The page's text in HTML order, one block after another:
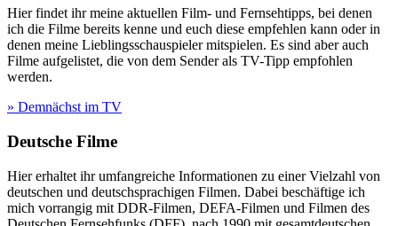
Hier findet ihr meine aktuellen Film- und Fernsehtipps, bei denen
ich die Filme bereits kenne und euch diese empfehlen kann oder in
denen meine Lieblingsschauspieler mitspielen. Es sind aber auch
Filme aufgelistet, die von dem Sender als TV-Tipp empfohlen
werden.
» Demnächst im TV
Deutsche Filme
Hier erhaltet ihr umfangreiche Informationen zu einer Vielzahl von
deutschen und deutschsprachigen Filmen. Dabei beschäftige ich
mich vorrangig mit DDR-Filmen, DEFA-Filmen und Filmen des